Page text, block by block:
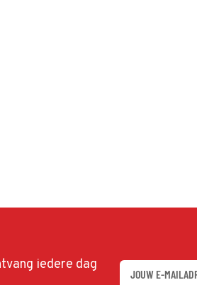
iedere dag